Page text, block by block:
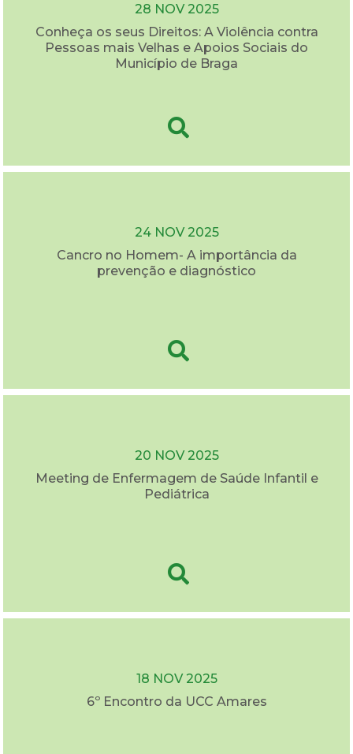
28 NOV 2025
Conheça os seus Direitos: A Violência contra
Pessoas mais Velhas e Apoios Sociais do
Município de Braga
24 NOV 2025
Cancro no Homem- A importância da
prevenção e diagnóstico
20 NOV 2025
Meeting de Enfermagem de Saúde Infantil e
Pediátrica
18 NOV 2025
6º Encontro da UCC Amares